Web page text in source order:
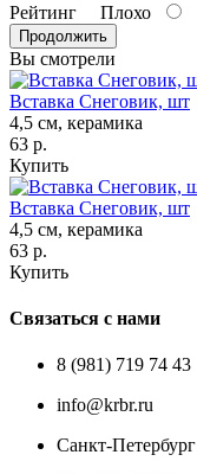
Рейтинг Плохо
Продолжить
Вы смотрели
Вставка Снеговик, шт
4,5 см, керамика
63 р.
Купить
Вставка Снеговик, шт
4,5 см, керамика
63 р.
Купить
Связаться с нами
8 (981) 719 74 43
info@krbr.ru
Санкт-Петербург